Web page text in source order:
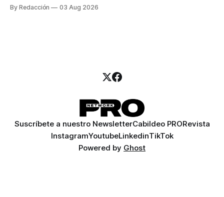
artesanal, ingredientes de calidad y experiencias que
By Redacción 03 Aug 2026
Suscríbete a nuestro NewsletterCabildeo PRORevista
InstagramYoutubeLinkedinTikTok
Powered by Ghost